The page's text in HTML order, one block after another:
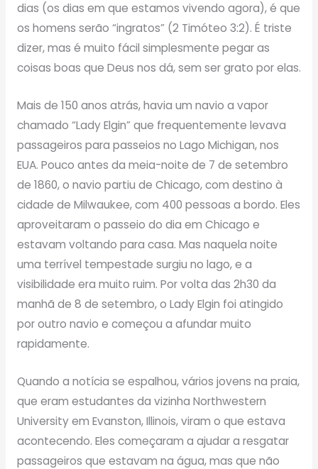
dias (os dias em que estamos vivendo agora), é que
os homens serão “ingratos” (2 Timóteo 3:2). É triste
dizer, mas é muito fácil simplesmente pegar as
coisas boas que Deus nos dá, sem ser grato por elas.
Mais de 150 anos atrás, havia um navio a vapor
chamado “Lady Elgin” que frequentemente levava
passageiros para passeios no Lago Michigan, nos
EUA. Pouco antes da meia-noite de 7 de setembro
de 1860, o navio partiu de Chicago, com destino à
cidade de Milwaukee, com 400 pessoas a bordo. Eles
aproveitaram o passeio do dia em Chicago e
estavam voltando para casa. Mas naquela noite
uma terrível tempestade surgiu no lago, e a
visibilidade era muito ruim. Por volta das 2h30 da
manhã de 8 de setembro, o Lady Elgin foi atingido
por outro navio e começou a afundar muito
rapidamente.
Quando a notícia se espalhou, vários jovens na praia,
que eram estudantes da vizinha Northwestern
University em Evanston, Illinois, viram o que estava
acontecendo. Eles começaram a ajudar a resgatar
passageiros que estavam na água, mas que não